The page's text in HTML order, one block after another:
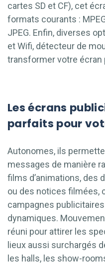
cartes SD et CF), cet
formats courants :
JPEG. Enfin, diverses
et Wifi, détecteur de
transformer votre écran
Les écrans
parfaits pour
Autonomes, ils
messages de manière
films d’animations, des
ou des notices filmées,
campagnes
dynamiques.
réuni pour attirer les
lieux aussi surchargés
les halls, les show-